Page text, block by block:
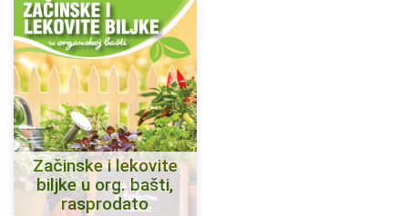
Začinske i lekovite
biljke u org. bašti,
rasprodato